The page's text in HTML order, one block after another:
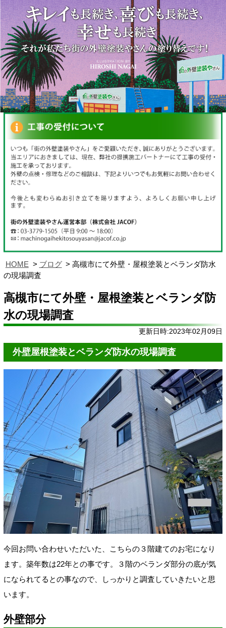
HOME ブログ
高槻市にて外壁・屋根塗装とベランダ防水
の現場調査
高槻市にて外壁・屋根塗装とベランダ防
水の現場調査
更新日時:2023年02月09日
外壁屋根塗装とベランダ防水の現場調査
今回お問い合わせいただいた、こちらの３階建てのお宅になり
ます。築年数は22年との事です。３階のベランダ部分の底が気
になられてるとの事なので、しっかりと調査していきたいと思
います。
外壁部分